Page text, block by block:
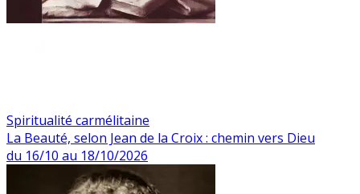
Spiritualité carmélitaine
La Beauté, selon Jean de la Croix : chemin vers Dieu
du 16/10 au 18/10/2026